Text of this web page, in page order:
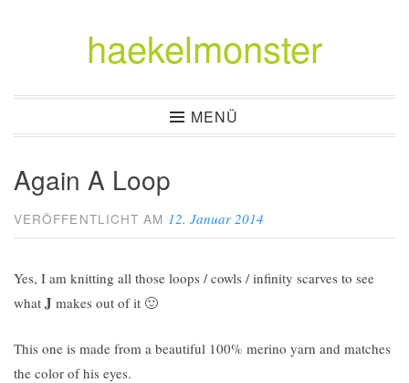
haekelmonster
MENÜ
Again A Loop
VERÖFFENTLICHT AM 12. Januar 2014
Yes, I am knitting all those loops / cowls / infinity scarves to see
what J makes out of it 🙂
This one is made from a beautiful 100% merino yarn and matches
the color of his eyes.